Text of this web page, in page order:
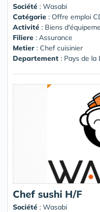
Société : Wasabi
Catégorie : Offre emploi
Activité : Biens
Filiere : Assurance
Metier : Chef cuisinier
Departement : Pays de la
Chef sushi H/F
Société : Wasabi